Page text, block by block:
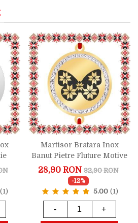
(1)
Martisor Bratara Inox
Banut Pietre Fluture Motive
Traditionale Auriu
28,90 RON 32,90 RON
-12%
5.00 (1)
- +